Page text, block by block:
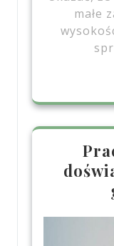
małe